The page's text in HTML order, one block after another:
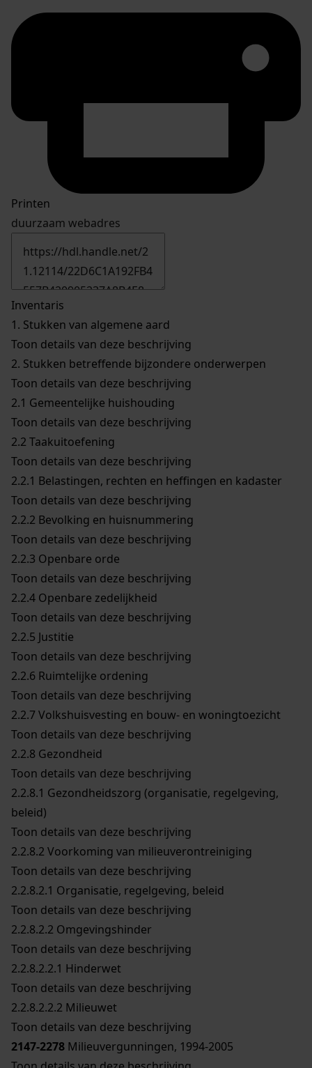
Printen
duurzaam webadres
Inventaris
1. Stukken van algemene aard
Toon details van deze beschrijving
2. Stukken betreffende bijzondere onderwerpen
Toon details van deze beschrijving
2.1 Gemeentelijke huishouding
Toon details van deze beschrijving
2.2 Taakuitoefening
Toon details van deze beschrijving
2.2.1 Belastingen, rechten en heffingen en kadaster
Toon details van deze beschrijving
2.2.2 Bevolking en huisnummering
Toon details van deze beschrijving
2.2.3 Openbare orde
Toon details van deze beschrijving
2.2.4 Openbare zedelijkheid
Toon details van deze beschrijving
2.2.5 Justitie
Toon details van deze beschrijving
2.2.6 Ruimtelijke ordening
Toon details van deze beschrijving
2.2.7Volkshuisvesting en bouw- en woningtoezicht
Toon details van deze beschrijving
2.2.8 Gezondheid
Toon details van deze beschrijving
2.2.8.1 Gezondheidszorg (organisatie, regelgeving,
beleid)
Toon details van deze beschrijving
2.2.8.2 Voorkoming van milieuverontreiniging
Toon details van deze beschrijving
2.2.8.2.1 Organisatie, regelgeving, beleid
Toon details van deze beschrijving
2.2.8.2.2 Omgevingshinder
Toon details van deze beschrijving
2.2.8.2.2.1 Hinderwet
Toon details van deze beschrijving
2.2.8.2.2.2 Milieuwet
Toon details van deze beschrijving
2147-2278 Milieuvergunningen, 1994-2005